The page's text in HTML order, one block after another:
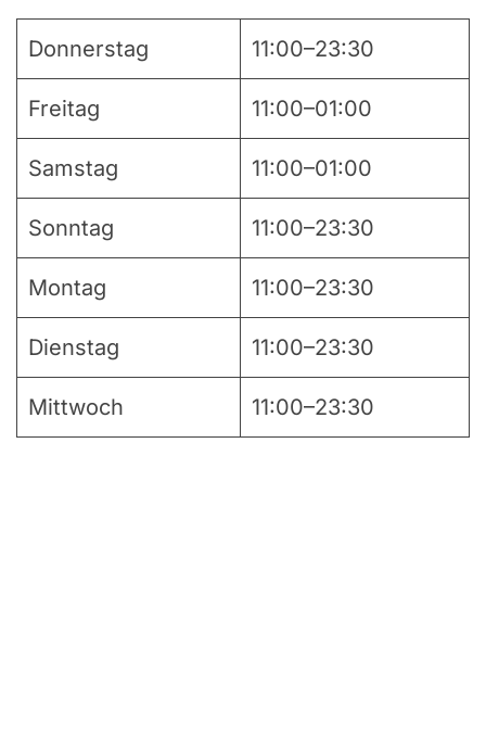
Donnerstag 11:00–23:30
Freitag 11:00–01:00
Samstag 11:00–01:00
Sonntag 11:00–23:30
Montag 11:00–23:30
Dienstag 11:00–23:30
Mittwoch 11:00–23:30